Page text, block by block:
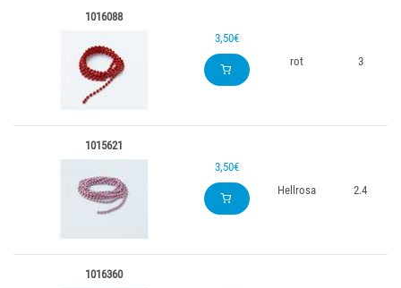
1016088
3,50€
rot
3
1015621
3,50€
Hellrosa
2.4
1016360